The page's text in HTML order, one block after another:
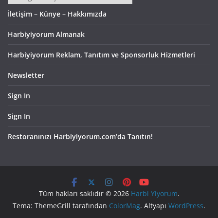
İletişim – Künye – Hakkımızda
Harbiyiyorum Almanak
Harbiyiyorum Reklam, Tanıtım ve Sponsorluk Hizmetleri
Newsletter
Sign In
Sign In
Restoranınızı Harbiyiyorum.com’da Tanıtın!
Tüm hakları saklıdır © 2026 Harbi Yiyorum.
Tema: ThemeGrill tarafından ColorMag. Altyapı WordPress.